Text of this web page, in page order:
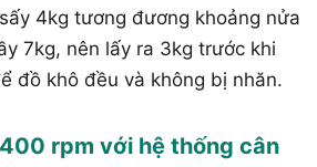
4kg tương đương khoảng nửa
7kg, nên lấy ra 3kg trước khi
đồ khô đều và không bị nhăn.
rpm với hệ thống cân